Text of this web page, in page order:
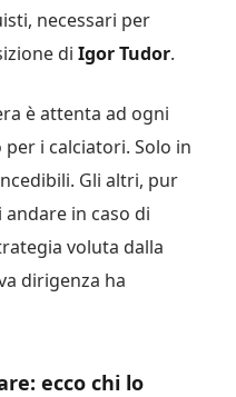
necessari per
di Igor Tudor.
è attenta ad ogni
i calciatori. Solo in
Gli altri, pur
in caso di
voluta dalla
dirigenza ha
ecco chi lo